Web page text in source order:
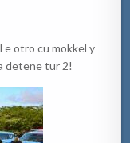
e otro cu mokkel y
detene tur 2!